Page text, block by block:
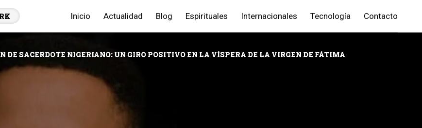
Inicio Actualidad Blog Espirituales Internacionales Tecnología Contacto
DE SACERDOTE NIGERIANO: UN GIRO POSITIVO EN LA VÍSPERA DE LA VIRGEN DE FÁTIMA